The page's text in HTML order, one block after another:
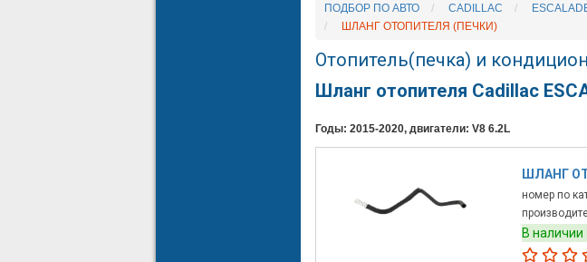
ПОДБОР ПО АВТО CADILLAC
ШЛАНГ ОТОПИТЕЛЯ (ПЕЧКИ)
Отопитель(печка) и
Шланг отопителя Cadillac
Годы: 2015-2020, двигатели: V8 6.2L
ШЛАНГ
номер по
В наличии